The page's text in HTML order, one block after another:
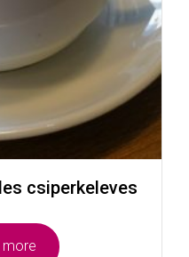
csiperkeleves
more